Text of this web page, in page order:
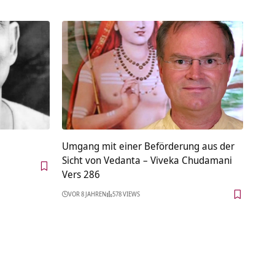
Umgang mit einer Beförderung aus der
Sicht von Vedanta – Viveka Chudamani
Vers 286
VOR 8 JAHREN 578 VIEWS